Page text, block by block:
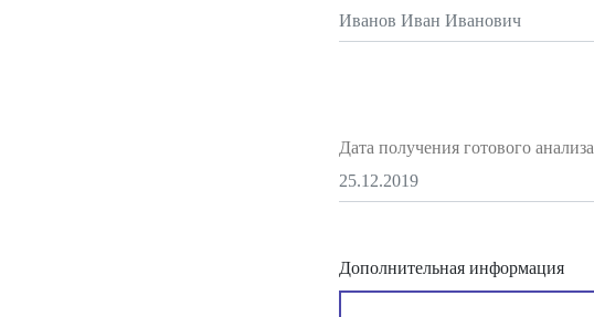
Дата получения готового анализа
Дополнительная информация